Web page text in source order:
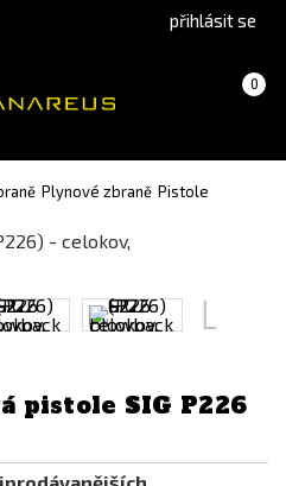
přihlásit se
Košík 0
(prázdný)
Plynové zbraně Pistole
pistole SIG P226